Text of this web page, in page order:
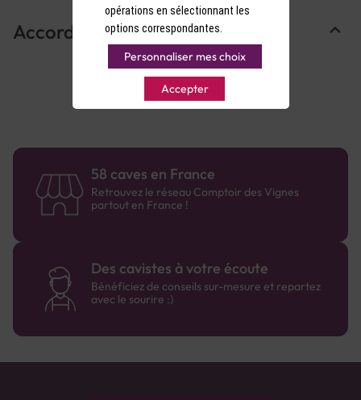
Accords Mets & Vins
58 caves en France
Retrouvez le réseau Comptoir des Vignes
partout en France !
Des cavistes à votre écoute
Bénéficiez de conseils sur-mesure et repartez
avec le sourire :)
opérations en sélectionnant les
options correspondantes.
Personnaliser mes choix
Accepter